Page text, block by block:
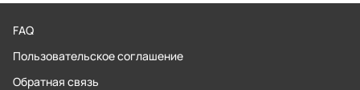
FAQ
Пользовательское соглашение
Обратная связь